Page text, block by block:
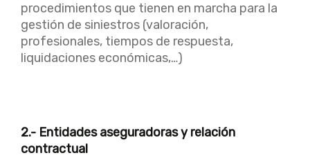
procedimientos que tienen en marcha para la
gestión de siniestros (valoración,
profesionales, tiempos de respuesta,
liquidaciones económicas,…)
2.- Entidades aseguradoras y relación
contractual